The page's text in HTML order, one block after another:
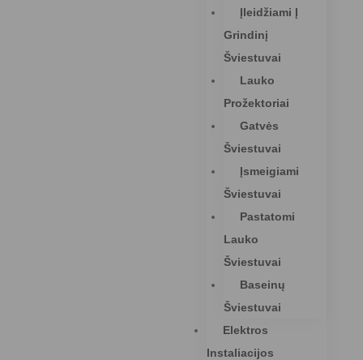
Įleidžiami Į
Grindinį
Šviestuvai
Lauko
Prožektoriai
Gatvės
Šviestuvai
Įsmeigiami
Šviestuvai
Pastatomi
Lauko
Šviestuvai
Baseinų
Šviestuvai
Elektros
Instaliacijos